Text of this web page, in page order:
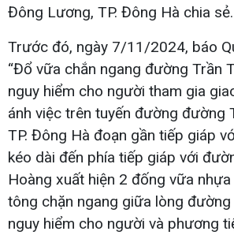
Đông Lương, TP. Đông Hà chia sẻ.
Trước đó, ngày 7/11/2024, báo
“Đổ vữa chắn ngang đường Trần
nguy hiểm cho người tham gia
ánh việc trên tuyến đường đường
TP. Đông Hà đoạn gần tiếp giáp
kéo dài đến phía tiếp giáp với
Hoàng xuất hiện 2 đống vữa
tông chặn ngang giữa lòng đường
nguy hiểm cho người và phương